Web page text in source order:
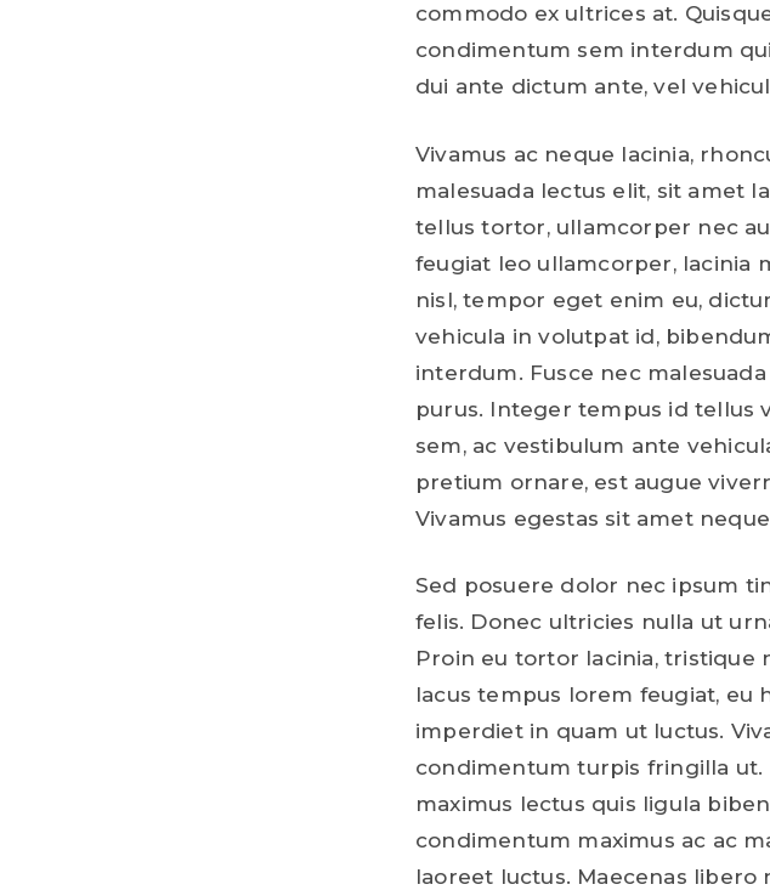
commodo ex ultrices at.
condimentum sem interdum
dui ante dictum ante, vel
Vivamus ac neque lacinia,
malesuada lectus elit, sit amet
tellus tortor, ullamcorper nec
feugiat leo ullamcorper, lacinia
nisl, tempor eget enim eu,
vehicula in volutpat id,
interdum. Fusce nec
purus. Integer tempus id tellus
sem, ac vestibulum ante
pretium ornare, est augue
Vivamus egestas sit amet
Sed posuere dolor nec ipsum
felis. Donec ultricies nulla ut
Proin eu tortor lacinia, tristique
lacus tempus lorem feugiat, eu
imperdiet in quam ut luctus.
condimentum turpis fringilla ut.
maximus lectus quis ligula
condimentum maximus ac ac
laoreet luctus. Maecenas